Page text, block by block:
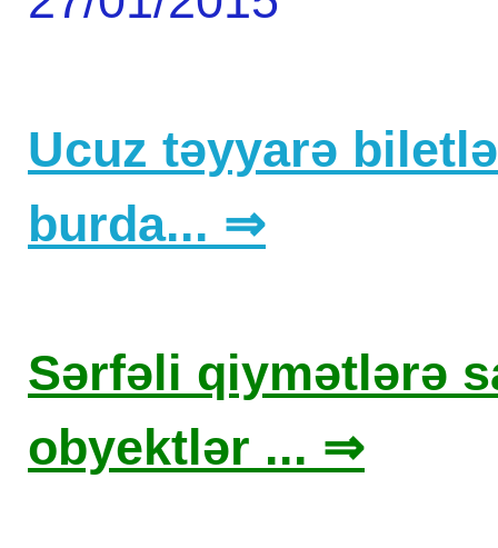
Ucuz təyyarə
burda... ⇒
Sərfəli qiymətlərə
obyektlər ... ⇒